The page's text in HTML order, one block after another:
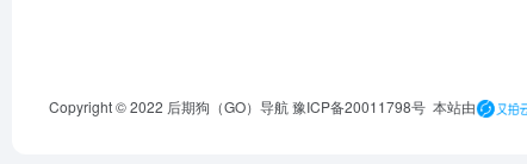
Copyright © 2022 后期狗（GO）导航豫ICP备20011798号 本站由